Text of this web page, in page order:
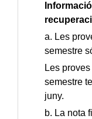
a. Les
semestre
Les
semestre
juny.
b. La nota